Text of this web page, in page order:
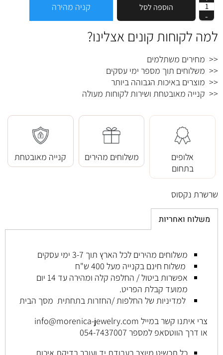
הוספה לסל קניה מהירה
למה לקוחות קונים אצלינו?
<< מחירים משתלמים
<< משלוחים תוך מספר ימי עסקים
<< מוצרים באיכות הגבוהה ביותר
<< קנייה מאובטחת ושירות לקוחות מעולה
אלופים
בתחום
משלוחים מהירים קנייה מאובטחת
שרשרת נקסוס
משלוח ואחריות
משלוחים מהירים לכל הארץ תוך 3-7 ימי עסקים
משלוח חינם בקנייה מעל 400 ש"ח
אפשרות ביטול / החלפה קלה ומהירה עד 14 יום
ממועד קבלת הפריט.
צרי איתנו קשר במייל info@morenica-jewelry.com
או דרך הווטסאפ למספר